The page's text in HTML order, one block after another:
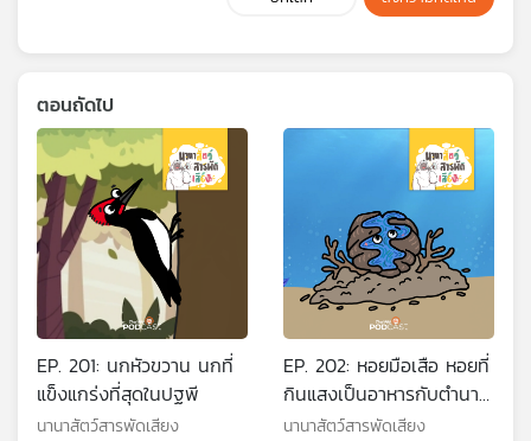
ตอนถัดไป
EP. 201: นกหัวขวาน นกที่
แข็งแกร่งที่สุดในปฐพี
นานาสัตว์สารพัดเสียง
EP. 202: หอยมือเสือ หอยที่
กินแสงเป็นอาหารกับตำนาน
อันน่ากลัว
นานาสัตว์สารพัดเสียง